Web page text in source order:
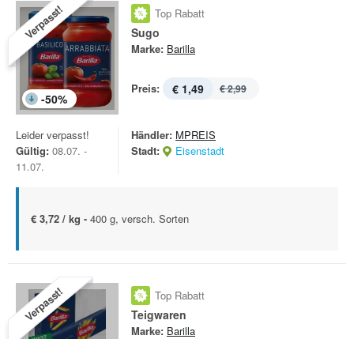
Verpasst!
-50%
Top Rabatt
Sugo
Marke: Barilla
Preis: € 1,49 € 2,99
Leider verpasst!
Gültig: 08.07. -
11.07.
Händler: MPREIS
Stadt:
Eisenstadt
€ 3,72 / kg - 400 g, versch. Sorten
Verpasst! Top Rabatt
Teigwaren
Marke: Barilla